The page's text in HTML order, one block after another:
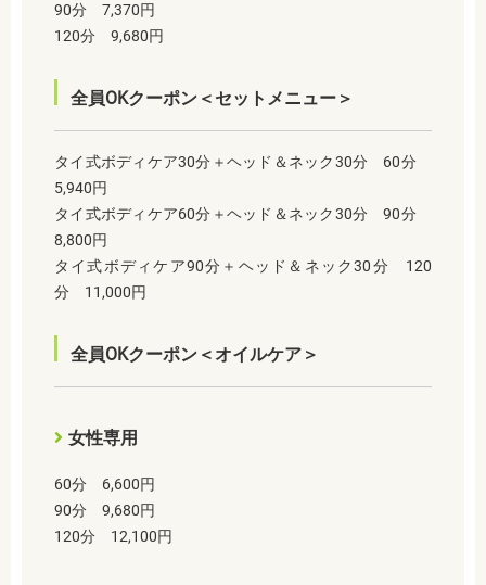
90分 7,370円
120分 9,680円
全員OKクーポン＜セットメニュー＞
タイ式ボディケア30分＋ヘッド＆ネック30分 60分
5,940円
タイ式ボディケア60分＋ヘッド＆ネック30分 90分
8,800円
タイ式ボディケア90分＋ヘッド＆ネック30分 120
分 11,000円
全員OKクーポン＜オイルケア＞
女性専用
60分 6,600円
90分 9,680円
120分 12,100円